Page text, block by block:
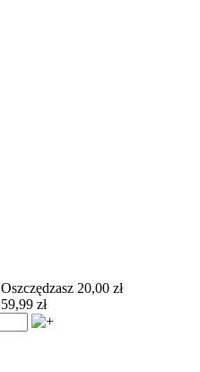
Oszczędzasz 20,00 zł
59,99 zł